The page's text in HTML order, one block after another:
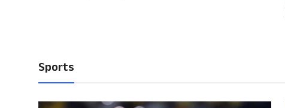
Sports